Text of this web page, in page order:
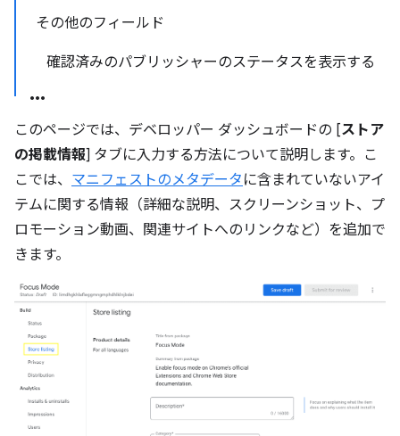
その他のフィールド
確認済みのパブリッシャーのステータスを表示する
このページでは、デベロッパー ダッシュボードの [ストア
の掲載情報] タブに入力する方法について説明します。こ
こでは、 マニフェストのメタデータ に含まれていないアイ
テムに関する情報（詳細な説明、スクリーンショット、プ
ロモーション動画、関連サイトへのリンクなど）を追加で
きます。